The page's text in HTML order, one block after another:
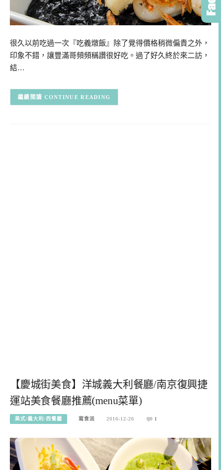
很久以前吃過一次『吃義燉飯』除了覺得價格稍微偏貴之外，
印象不錯，讓豐滿哥頻頻稱讚很好吃。過了好久終於來二訪，
結…
CONTINUE READING
【慶城街美食】洋城義大利餐廳/南京復興捷
運站美食餐廳推薦(menu菜單)
美式/義大利/西餐廳 寫食派 2016-12-26 1